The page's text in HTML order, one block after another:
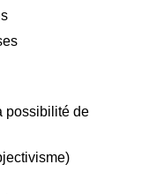
possibilité de